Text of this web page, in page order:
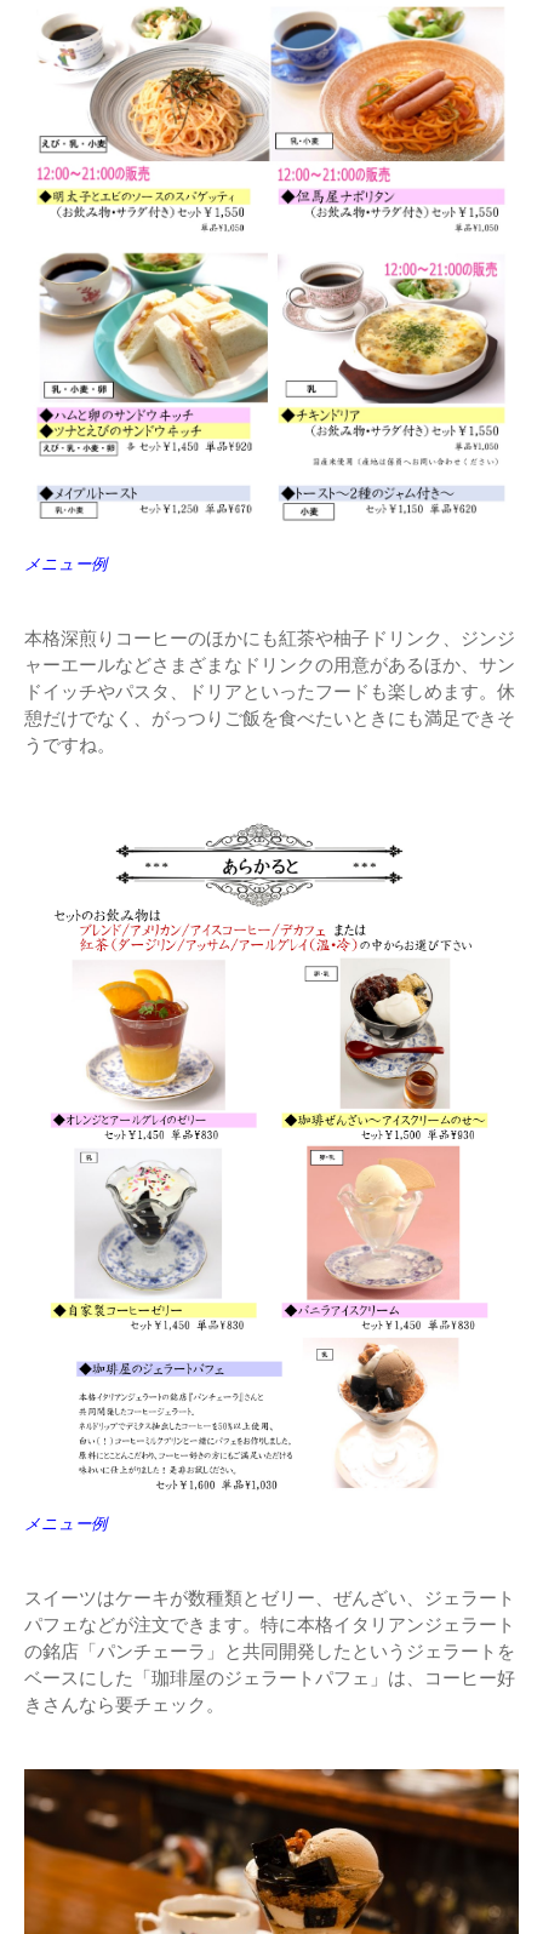
メニュー例
本格深煎りコーヒーのほかにも紅茶や柚子ドリンク、ジンジ
ャーエールなどさまざまなドリンクの用意があるほか、サン
ドイッチやパスタ、ドリアといったフードも楽しめます。休
憩だけでなく、がっつりご飯を食べたいときにも満足できそ
うですね。
メニュー例
スイーツはケーキが数種類とゼリー、ぜんざい、ジェラート
パフェなどが注文できます。特に本格イタリアンジェラート
の銘店「パンチェーラ」と共同開発したというジェラートを
ベースにした「珈琲屋のジェラートパフェ」は、コーヒー好
きさんなら要チェック。